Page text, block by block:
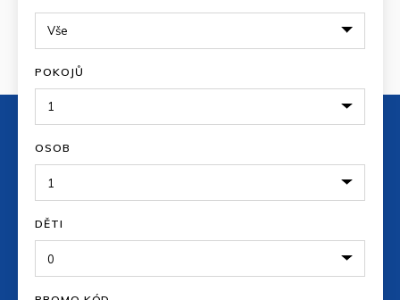
POKOJŮ
OSOB
DĚTI